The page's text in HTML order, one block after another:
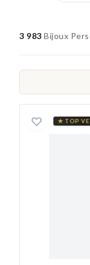
3 983 Bijoux
★ TOP